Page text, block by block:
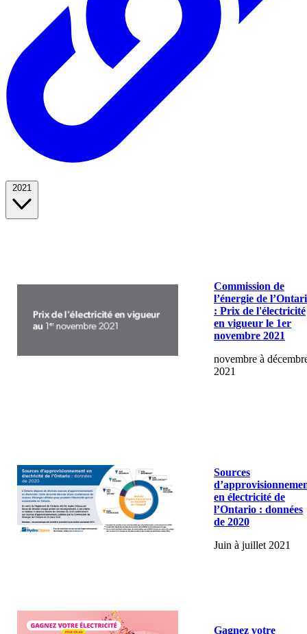
2021
Commission de
l’énergie de
: Prix de l'électricité
en vigueur le 1er
novembre 2021
novembre à
2021
Sources
en électricité de
l’Ontario : données
de 2020
Juin à juillet 2021
Gagnez votre